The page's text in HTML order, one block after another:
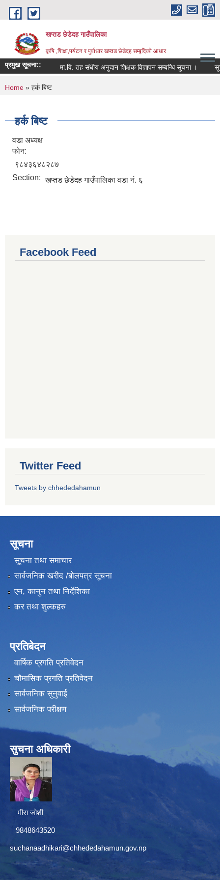
Skip to main content
खप्तड छेडेदह गाउँपालिका
कृषि ,शिक्षा,पर्यटन र पुर्वाधार खप्तड छेडेदह सम्बृदिको आधार
प्रमुख सूचना:: मा.वि. तह संधीय अनुदान शिक्षक विज्ञापन सम्बन्धि सुचना ।
You are here
Home » हर्क बिष्ट
हर्क बिष्ट
वडा अध्यक्ष
फोन:
९८४३६४८२८७
Section: खप्तड छेडेदह गाउँपालिका वडा नं. ६
Facebook Feed
Twitter Feed
Tweets by chhededahamun
सूचना
सूचना तथा समाचार
सार्वजनिक खरीद /बोलपत्र सूचना
एन, कानुन तथा निर्देशिका
कर तथा शुल्कहरु
प्रतिबेदन
वार्षिक प्रगति प्रतिवेदन
चौमासिक प्रगति प्रतिवेदन
सार्वजनिक सुनुवाई
सार्वजनिक परीक्षण
सुचना अधिकारी
मीरा जोशी
9848643520
suchanaadhikari@chhededahamun.gov.np